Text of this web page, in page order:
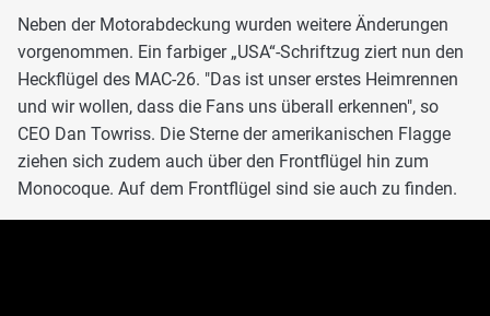
Neben der Motorabdeckung wurden weitere Änderungen
vorgenommen. Ein farbiger „USA“-Schriftzug ziert nun den
Heckflügel des MAC-26. "Das ist unser erstes Heimrennen
und wir wollen, dass die Fans uns überall erkennen", so
CEO Dan Towriss. Die Sterne der amerikanischen Flagge
ziehen sich zudem auch über den Frontflügel hin zum
Monocoque. Auf dem Frontflügel sind sie auch zu finden.